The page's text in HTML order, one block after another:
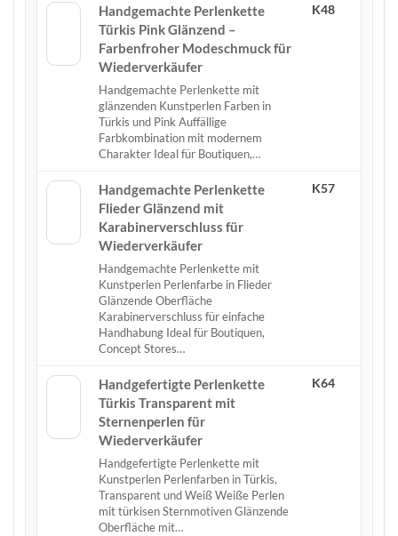
Handgemachte Perlenkette
Türkis Pink Glänzend –
Farbenfroher Modeschmuck für
Wiederverkäufer
Handgemachte Perlenkette mit
glänzenden Kunstperlen Farben in
Türkis und Pink Auffällige
Farbkombination mit modernem
Charakter Ideal für Boutiquen,…
K48
Handgemachte Perlenkette
Flieder Glänzend mit
Karabinerverschluss für
Wiederverkäufer
Handgemachte Perlenkette mit
Kunstperlen Perlenfarbe in Flieder
Glänzende Oberfläche
Karabinerverschluss für einfache
Handhabung Ideal für Boutiquen,
Concept Stores…
K57
Handgefertigte Perlenkette
Türkis Transparent mit
Sternenperlen für
Wiederverkäufer
Handgefertigte Perlenkette mit
Kunstperlen Perlenfarben in Türkis,
Transparent und Weiß Weiße Perlen
mit türkisen Sternmotiven Glänzende
Oberfläche mit…
K64